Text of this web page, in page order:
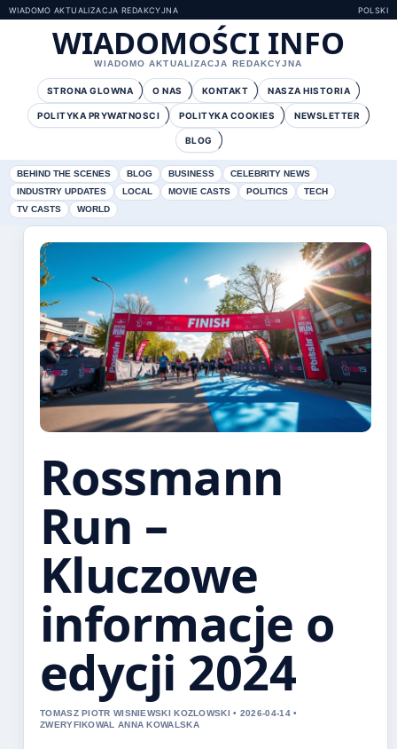
WIADOMO AKTUALIZACJA REDAKCYJNA POLSKI
WIADOMOŚCI INFO
WIADOMO AKTUALIZACJA REDAKCYJNA
STRONA GLOWNA O NAS KONTAKT NASZA HISTORIA
POLITYKA PRYWATNOSCI POLITYKA COOKIES NEWSLETTER
BLOG
BEHIND THE SCENES BLOG BUSINESS
CELEBRITY NEWS
INDUSTRY UPDATES
LOCAL MOVIE CASTS POLITICS
TECH
TV CASTS
WORLD
Rossmann
Run –
Kluczowe
informacje o
edycji 2024
TOMASZ PIOTR WISNIEWSKI KOZLOWSKI • 2026-04-14 •
ZWERYFIKOWAL ANNA KOWALSKA